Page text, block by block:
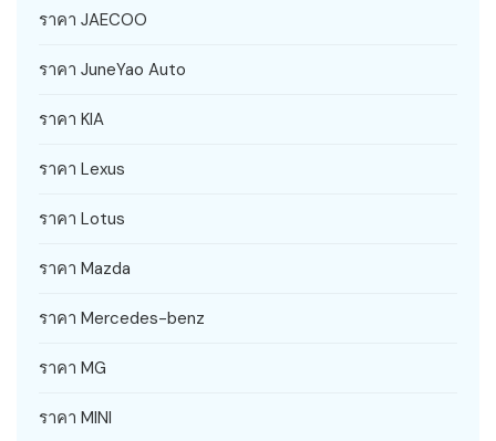
ราคา JAECOO
ราคา JuneYao Auto
ราคา KIA
ราคา Lexus
ราคา Lotus
ราคา Mazda
ราคา Mercedes-benz
ราคา MG
ราคา MINI